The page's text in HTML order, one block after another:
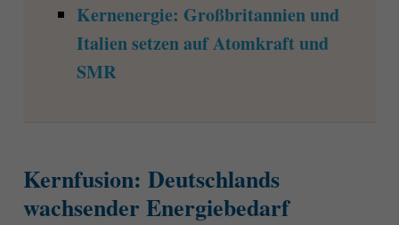
Kernenergie: Großbritannien und
Italien setzen auf Atomkraft und
SMR
Kernfusion: Deutschlands
wachsender Energiebedarf